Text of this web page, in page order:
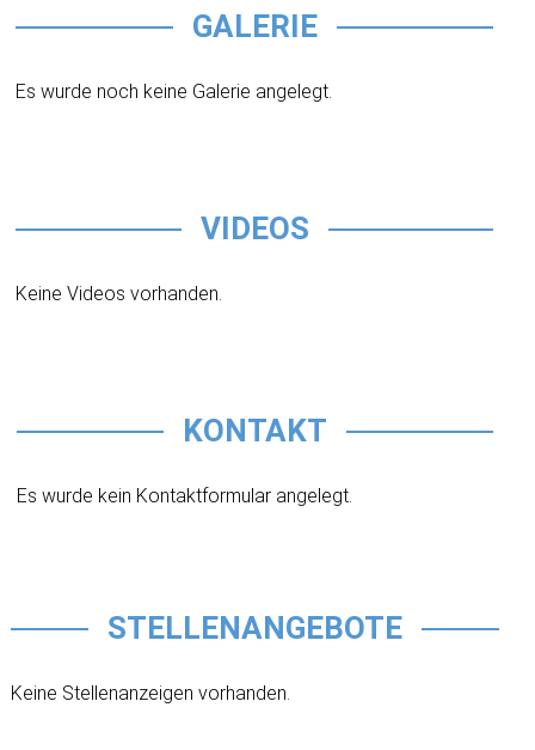
GALERIE
Es wurde noch keine Galerie angelegt.
VIDEOS
Keine Videos vorhanden.
KONTAKT
Es wurde kein Kontaktformular angelegt.
STELLENANGEBOTE
Keine Stellenanzeigen vorhanden.